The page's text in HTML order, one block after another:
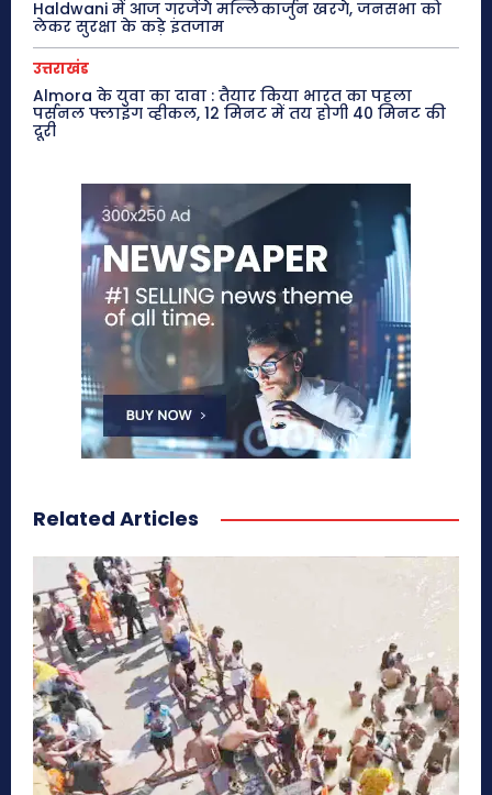
Haldwani में आज गरजेंगे मल्लिकार्जुन खरगे, जनसभा को
लेकर सुरक्षा के कड़े इंतजाम
उत्तराखंड
Almora के युवा का दावा : तैयार किया भारत का पहला
पर्सनल फ्लाइंग व्हीकल, 12 मिनट में तय होगी 40 मिनट की
दूरी
Related Articles